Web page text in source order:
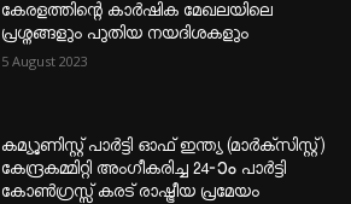
കേരളത്തിന്റെ കാർഷിക മേഖലയിലെ
പ്രശ്നങ്ങളും പുതിയ നയദിശകളും
5 August 2023
കമ്യൂണിസ്റ്റ് പാർട്ടി ഓഫ് ഇന്ത്യ (മാർക്സിസ്റ്റ്)
കേന്ദ്രകമ്മിറ്റി അംഗീകരിച്ച 24‐ാം പാർട്ടി
കോൺഗ്രസ്സ് കരട് രാഷ്ട്രീയ പ്രമേയം